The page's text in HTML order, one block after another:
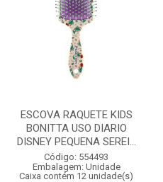
ESCOVA RAQUETE KIDS
BONITTA USO DIARIO
DISNEY PEQUENA SEREI...
Código: 554493
Embalagem: Unidade
Caixa contém 12 unidade(s)